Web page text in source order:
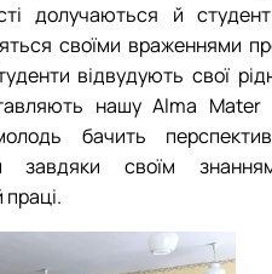
долучаються й
своїми враженнями
відвудують свої
нашу Alma Mater
бачить
завдяки своїм
праці.